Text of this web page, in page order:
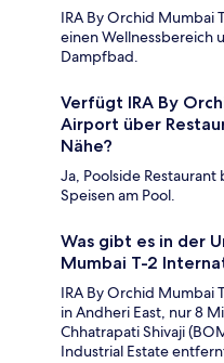
IRA By Orchid
einen Wellnessbereich
Dampfbad.
Verfügt IRA By
Airport über
Nähe?
Ja, Poolside
Speisen am Pool.
Was gibt es in der
Mumbai T-2
IRA By Orchid Mumbai
in Andheri East, nur 8
Chhatrapati Shivaji
Industrial Estate